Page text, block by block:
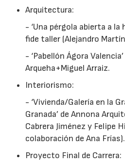
Arquitectura:
- ‘Una pérgola abierta a la
fide taller (Alejandro
- ‘Pabellón Ágora Valencia’
Arqueha+Miguel Arraiz.
Interiorismo:
- ‘Vivienda/Galería en la
Granada’ de Annona
Cabrera Jiménez y Felipe
colaboración de Ana Frías).
Proyecto Final de Carrera: